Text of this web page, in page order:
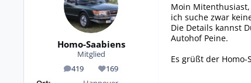
Homo-Saabiens
Mitglied
419
Beiträge 169
Reputation
Moin Mitenthusiast,
ich suche zwar
Die Details kannst
Autohof Peine.
Es grüßt der Homo-